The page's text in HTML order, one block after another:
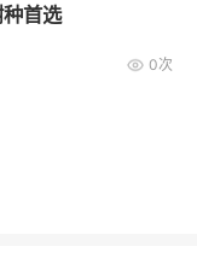
首选
0次